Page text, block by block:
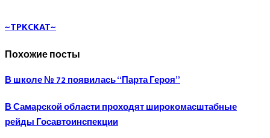
~TPKCKAT~
Похожие посты
В школе № 72 появилась “Парта Героя”
В Самарской области проходят широкомасштабные
рейды Госавтоинспекции